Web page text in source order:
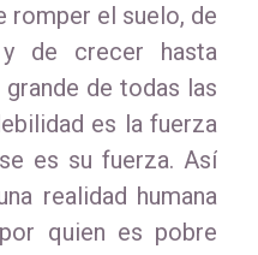
romper el suelo, de
de crecer hasta
de todas las
es la fuerza
es su fuerza. Así
realidad humana
quien es pobre